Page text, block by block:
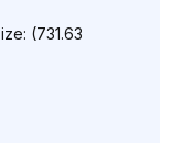
(731.63